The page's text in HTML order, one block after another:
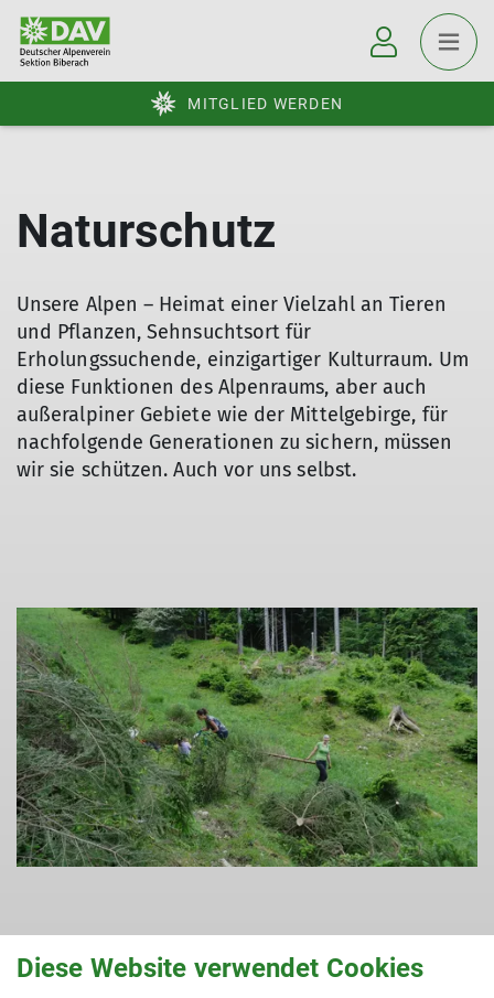
MITGLIED WERDEN
Naturschutz
Unsere Alpen – Heimat einer Vielzahl an Tieren
und Pflanzen, Sehnsuchtsort für
Erholungssuchende, einzigartiger Kulturraum. Um
diese Funktionen des Alpenraums, aber auch
außeralpiner Gebiete wie der Mittelgebirge, für
nachfolgende Generationen zu sichern, müssen
wir sie schützen. Auch vor uns selbst.
Diese Website verwendet Cookies